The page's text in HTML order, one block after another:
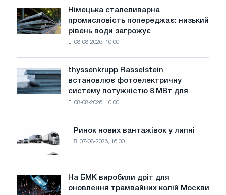
Німецька
сталеливарна
промисловість
води
загрожує
Німецька сталеливарна
промисловість попереджає: низький
рівень води загрожує
08-08-2026, 10:00
thyssenkrupp
Rasselstein
встановлює
фотоелектричну
цілей
декарбонізації
thyssenkrupp Rasselstein
встановлює фотоелектричну
систему потужністю 8 МВт для
08-08-2026, 10:00
Ринок
нових
вантажівок
у
липні
Ринок нових вантажівок у липні
07-08-2026, 16:00
На
БМК
На БМК виробили дріт для
оновлення трамвайних колій Москви